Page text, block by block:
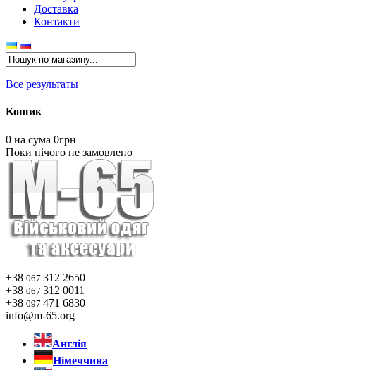
Доставка
Контакти
Все результаты
Кошик
0 на сума 0грн
Поки нічого не замовлено
+38 067 312 2650
+38 067 312 0011
+38 097 471 6830
info@m-65.org
Англія
Німеччина